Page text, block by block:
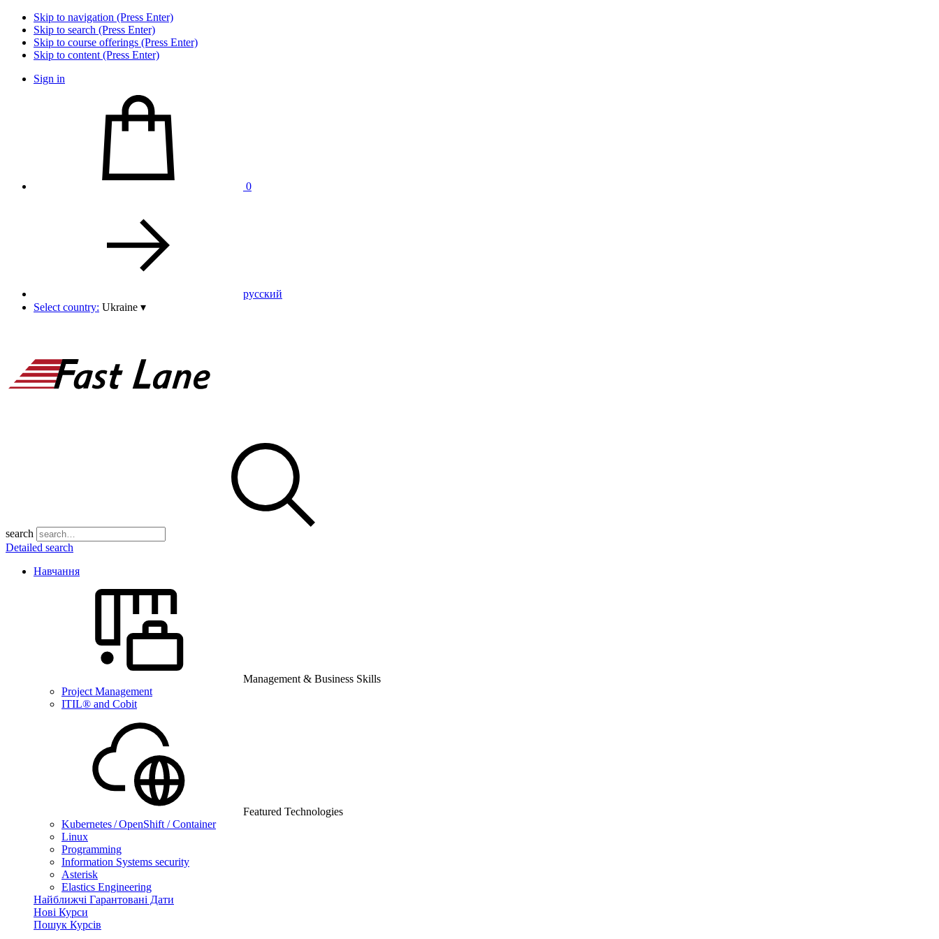
Skip to navigation (Press Enter)
Skip to search (Press Enter)
Skip to course offerings (Press Enter)
Skip to content (Press Enter)
Sign in
0
pусский
Select country: Ukraine ▾
search
Detailed search
Навчання
Management & Business Skills
Project Management
ITIL® and Cobit
Featured Technologies
Kubernetes / OpenShift / Container
Linux
Programming
Information Systems security
Asterisk
Elastics Engineering
Найближчі Гарантовані Дати
Нові Курси
Пошук Курсів